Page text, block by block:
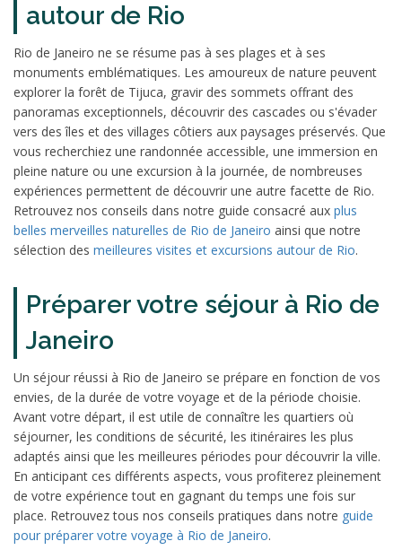
autour de Rio
Rio de Janeiro ne se résume pas à ses plages et à ses
monuments emblématiques. Les amoureux de nature peuvent
explorer la forêt de Tijuca, gravir des sommets offrant des
panoramas exceptionnels, découvrir des cascades ou s'évader
vers des îles et des villages côtiers aux paysages préservés. Que
vous recherchiez une randonnée accessible, une immersion en
pleine nature ou une excursion à la journée, de nombreuses
expériences permettent de découvrir une autre facette de Rio.
Retrouvez nos conseils dans notre guide consacré aux plus
belles merveilles naturelles de Rio de Janeiro ainsi que notre
sélection des meilleures visites et excursions autour de Rio.
Préparer votre séjour à Rio de
Janeiro
Un séjour réussi à Rio de Janeiro se prépare en fonction de vos
envies, de la durée de votre voyage et de la période choisie.
Avant votre départ, il est utile de connaître les quartiers où
séjourner, les conditions de sécurité, les itinéraires les plus
adaptés ainsi que les meilleures périodes pour découvrir la ville.
En anticipant ces différents aspects, vous profiterez pleinement
de votre expérience tout en gagnant du temps une fois sur
place. Retrouvez tous nos conseils pratiques dans notre guide
pour préparer votre voyage à Rio de Janeiro.